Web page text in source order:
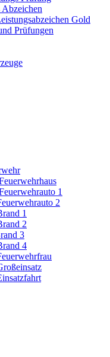
Abzeichen
Gold
Prüfungen
1
2
1
2
3
4